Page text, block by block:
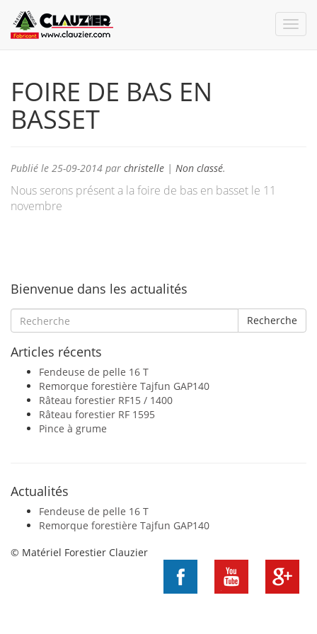
FOIRE DE BAS EN
BASSET
Publié le 25-09-2014 par christelle | Non classé.
Nous serons présent a la foire de bas en basset le 11
novembre
Bienvenue dans les actualités
Recherche
Articles récents
Fendeuse de pelle 16 T
Remorque forestière Tajfun GAP140
Râteau forestier RF15 / 1400
Râteau forestier RF 1595
Pince à grume
Actualités
Fendeuse de pelle 16 T
Remorque forestière Tajfun GAP140
© Matériel Forestier Clauzier